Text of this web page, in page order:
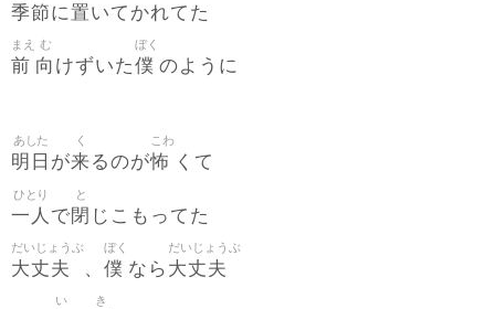
季節に置いてかれてた
前
まえ
向
む
けずいた僕
ぼく
のように
明日
あした
が来
く
るのが怖
こわ
くて
一人
ひとり
で閉
と
じこもってた
大丈夫
だいじょうぶ
、 僕
ぼく
なら 大丈夫
だいじょうぶ
い き